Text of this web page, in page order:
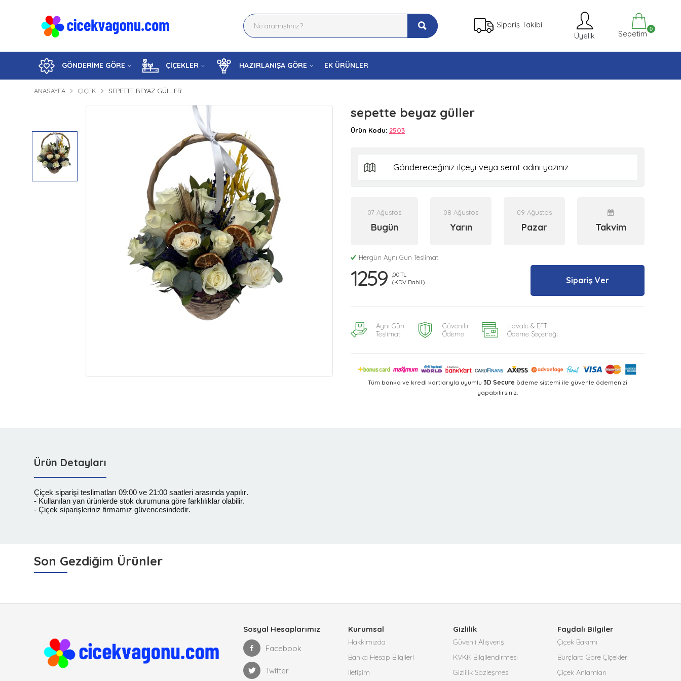
Sipariş Takibi
Üyelik
Sepetim 0
GÖNDERİME GÖRE ÇİÇEKLER HAZIRLANIŞA GÖRE EK ÜRÜNLER
ANASAYFA ÇIÇEK SEPETTE BEYAZ GÜLLER
sepette beyaz güller
Ürün Kodu: 2503
07 Ağustos
Bugün
08 Ağustos
Yarın
09 Ağustos
Pazar Takvim
Hergün Aynı Gün Teslimat
1259
,00 TL
(KDV Dahil)
Sipariş Ver
Aynı Gün
Teslimat
Güvenilir
Ödeme
Havale & EFT
Ödeme Seçeneği
Tüm banka ve kredi kartlarıyla uyumlu 3D Secure ödeme sistemi ile güvenle ödemenizi
yapabilirsiniz.
Ürün Detayları
Çiçek siparişi teslimatları 09:00 ve 21:00 saatleri arasında yapılır.
- Kullanılan yan ürünlerde stok durumuna göre farklılıklar olabilir.
- Çiçek siparişleriniz firmamız güvencesindedir.
Son Gezdiğim Ürünler
Sosyal Hesaplarımız
Facebook
Twitter
Kurumsal
Hakkımızda
Banka Hesap Bilgileri
İletişim
Gizlilik
Güvenli Alışveriş
KVKK Bilgilendirmesi
Gizlilik Sözleşmesi
Faydalı Bilgiler
Çiçek Bakımı
Burçlara Göre Çiçekler
Çiçek Anlamları